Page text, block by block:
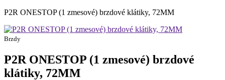
P2R ONESTOP (1 zmesové) brzdové klátiky, 72MM
Brzdy
P2R ONESTOP (1 zmesové) brzdové
klátiky, 72MM